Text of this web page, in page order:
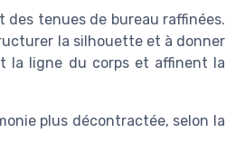
tenues de bureau raffinées.
la silhouette et à donner
la ligne du corps et affinent la
plus décontractée, selon la